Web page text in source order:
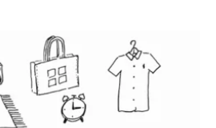
く理解してもらうために動画が制作